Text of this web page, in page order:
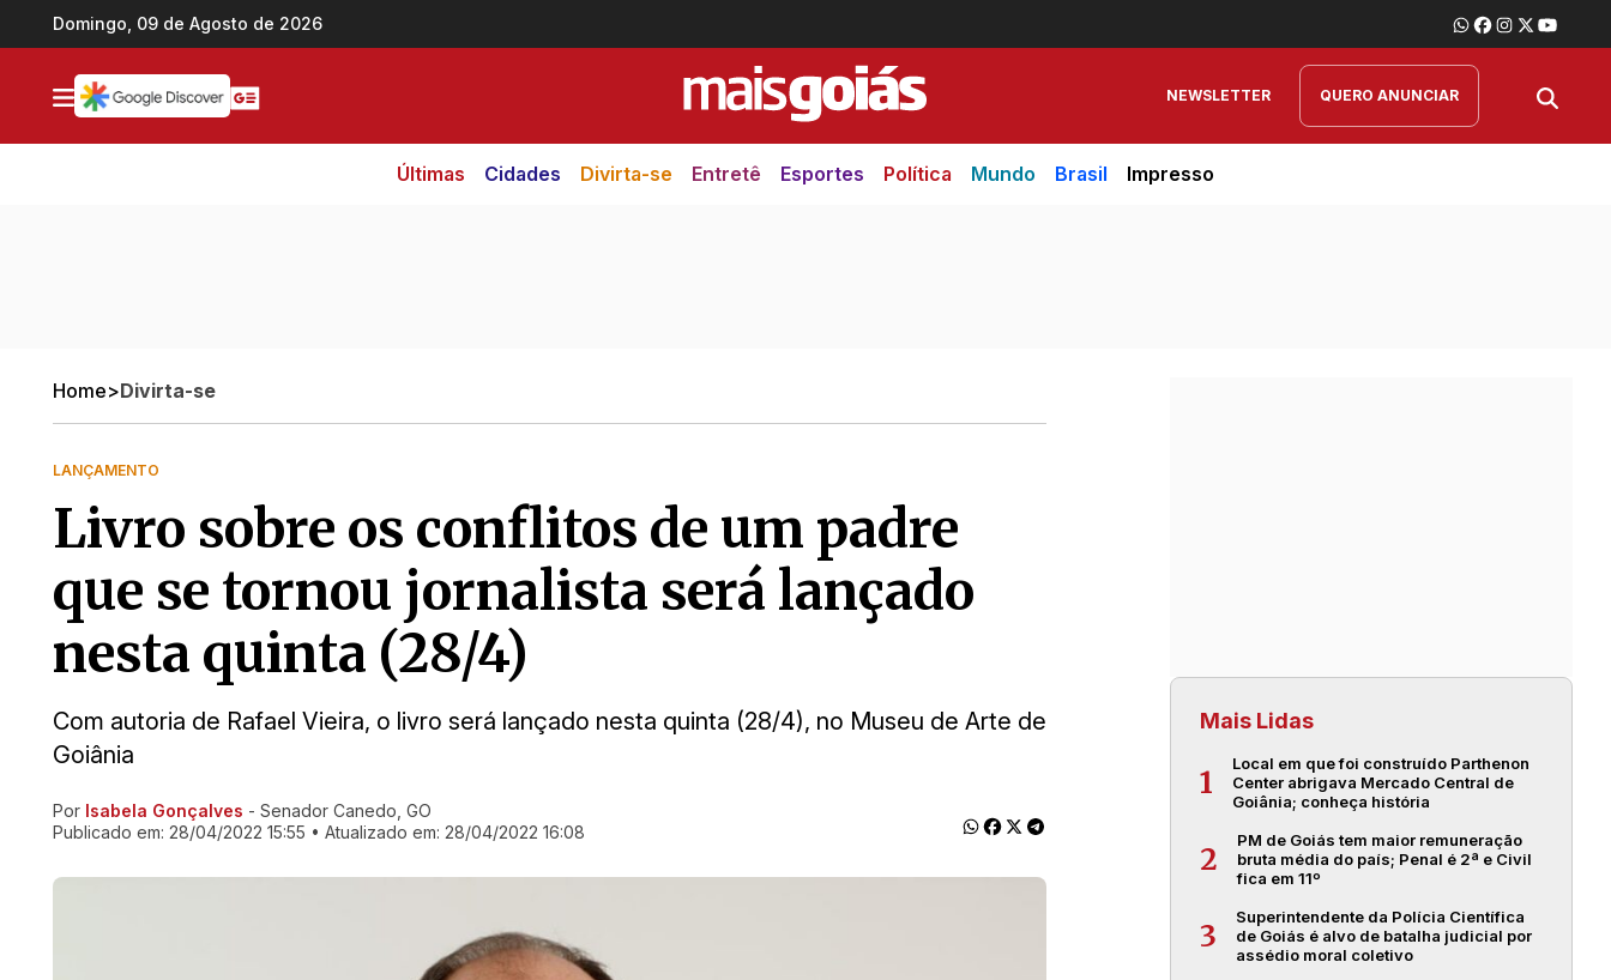
Ir direto pro conteúdo
Domingo, 09 de Agosto de 2026
NEWSLETTER QUERO ANUNCIAR
Últimas Cidades Divirta-se Entretê Esportes Política Mundo Brasil Impresso
Home>Divirta-se
LANÇAMENTO
Livro sobre os conflitos de um padre
que se tornou jornalista será lançado
nesta quinta (28/4)
Com autoria de Rafael Vieira, o livro será lançado nesta quinta (28/4), no Museu de Arte de
Goiânia
Ir direto pra matéria
Por Isabela Gonçalves - Senador Canedo, GO
Publicado em: 28/04/2022 15:55 • Atualizado em: 28/04/2022 16:08
Mais Lidas
1
Local em que foi construído Parthenon
Center abrigava Mercado Central de
Goiânia; conheça história
2
PM de Goiás tem maior remuneração
bruta média do país; Penal é 2ª e Civil
fica em 11º
3
Superintendente da Polícia Científica
de Goiás é alvo de batalha judicial por
assédio moral coletivo